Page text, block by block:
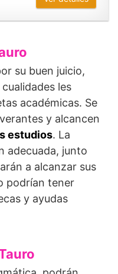
su buen juicio,
les
académicas. Se
y alcancen
estudios. La
adecuada, junto
a alcanzar sus
podrían tener
y ayudas